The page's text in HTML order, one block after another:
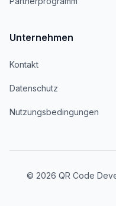
Unternehmen
Kontakt
Datenschutz
Nutzungsbedingungen
© 2026 QR Code